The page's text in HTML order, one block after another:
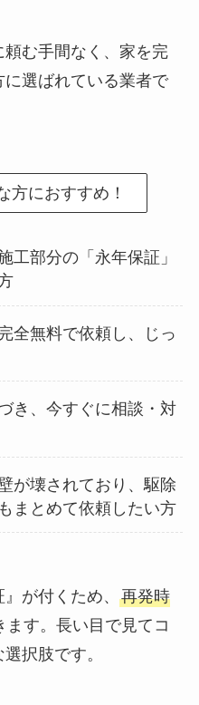
む手間なく、家を完
選ばれている業者で
方におすすめ！
工部分の「永年保証」
全無料で依頼し、じっ
き、今すぐに相談・対
が壊されており、駆除
まとめて依頼したい方
が付くため、 再発時
ます。長い目で見てコ
択肢です。